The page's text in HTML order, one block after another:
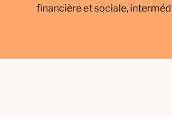
financière et sociale,